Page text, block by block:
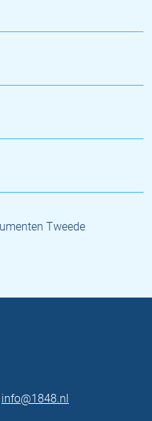
Tweede
info@1848.nl